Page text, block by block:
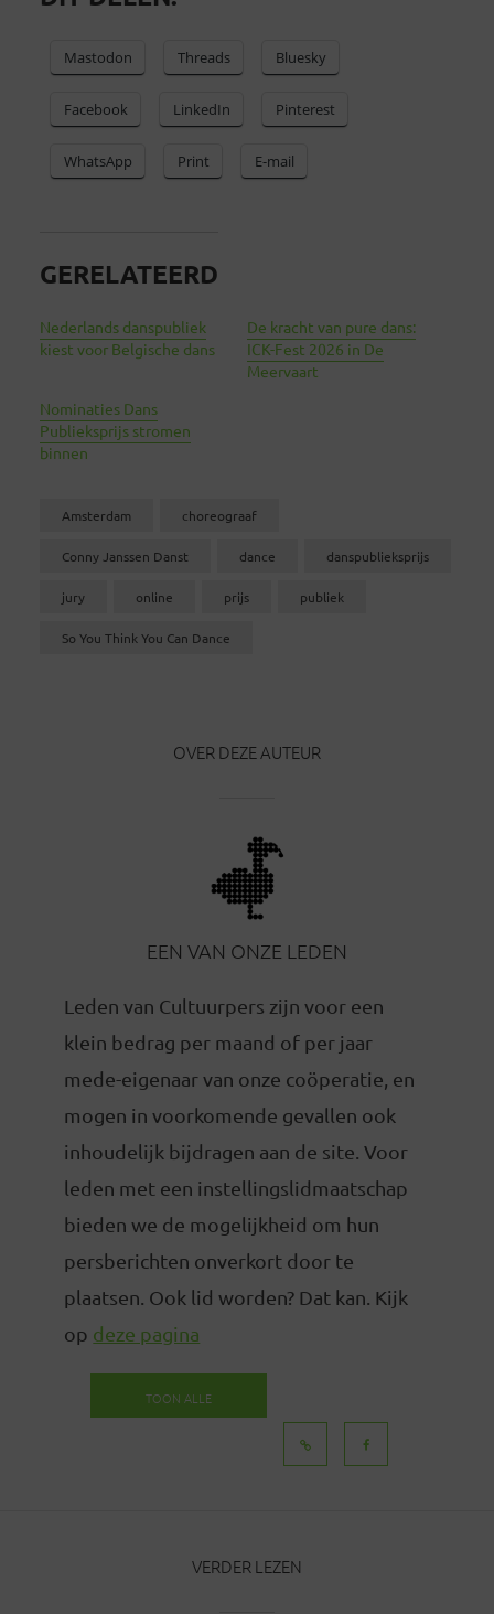
Mastodon Threads Bluesky
Facebook LinkedIn Pinterest
WhatsApp Print E-mail
GERELATEERD
Nederlands danspubliek
kiest voor Belgische dans
De kracht van pure dans:
ICK-Fest 2026 in De
Meervaart
Nominaties Dans
Publieksprijs stromen
binnen
Amsterdam choreograaf
Conny Janssen Danst dance danspublieksprijs
jury online prijs publiek
So You Think You Can Dance
OVER DEZE AUTEUR
EEN VAN ONZE LEDEN
Leden van Cultuurpers zijn voor een
klein bedrag per maand of per jaar
mede-eigenaar van onze coöperatie, en
mogen in voorkomende gevallen ook
inhoudelijk bijdragen aan de site. Voor
leden met een instellingslidmaatschap
bieden we de mogelijkheid om hun
persberichten onverkort door te
plaatsen. Ook lid worden? Dat kan. Kijk
op deze pagina
TOON ALLE
VERDER LEZEN